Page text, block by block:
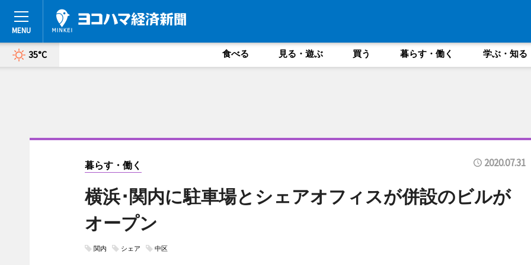
35°C 食べる 見る・遊ぶ 買う 暮らす・働く 学ぶ・知る
暮らす・働く 2020.07.31
横浜･関内に駐車場とシェアオフィスが併設のビルが
オープン
関内 シェア 中区